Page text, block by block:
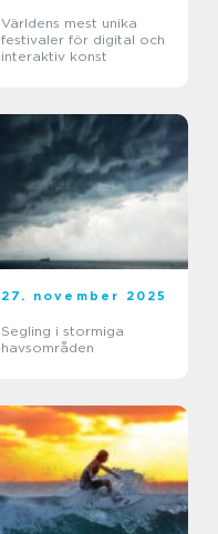
Världens mest unika
festivaler för digital och
interaktiv konst
27. november 2025
Segling i stormiga
havsområden